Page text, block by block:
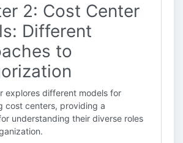
2: Cost Center
Different
to
explores different models for
cost centers, providing a
understanding their diverse roles